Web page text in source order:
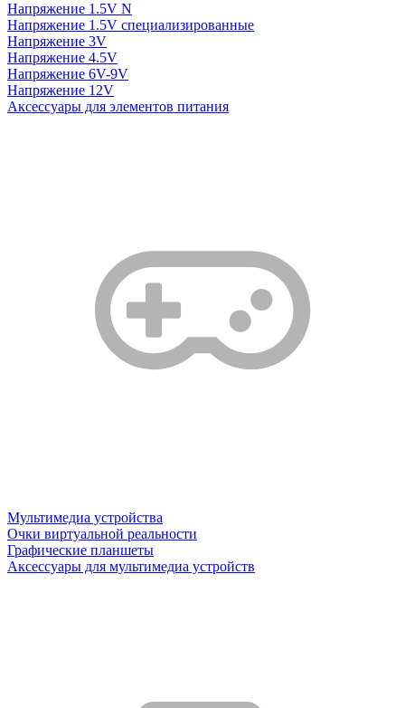
Напряжение 1.5V N
Напряжение 1.5V специализированные
Напряжение 3V
Напряжение 4.5V
Напряжение 6V-9V
Напряжение 12V
Аксессуары для элементов питания
Мультимедиа устройства
Очки виртуальной реальности
Графические планшеты
Аксессуары для мультимедиа устройств